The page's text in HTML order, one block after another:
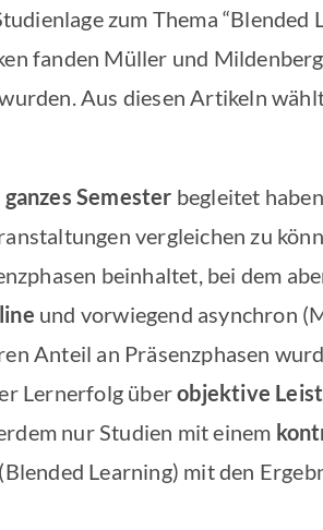
zum Thema “Blended
fanden Müller und
Aus diesen Artikeln
ganzes Semester begleitet haben.
vergleichen zu
beinhaltet, bei dem
und vorwiegend asynchron
Anteil an Präsenzphasen
Lernerfolg überobjektive
nur Studien mit einem
Learning) mit den